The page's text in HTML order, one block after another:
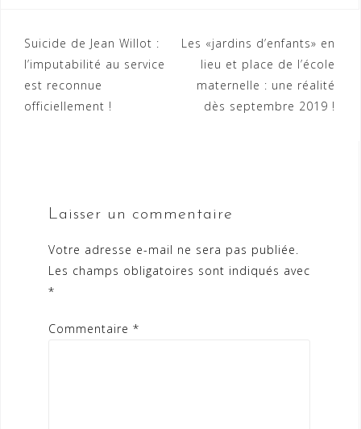
Navigation
de
l’article
Suicide de Jean Willot :
l’imputabilité au service
est reconnue
officiellement !
Les «jardins d’enfants» en
lieu et place de l’école
maternelle : une réalité
dès septembre 2019 !
Laisser un commentaire
Votre adresse e-mail ne sera pas publiée.
Les champs obligatoires sont indiqués avec
*
Commentaire *